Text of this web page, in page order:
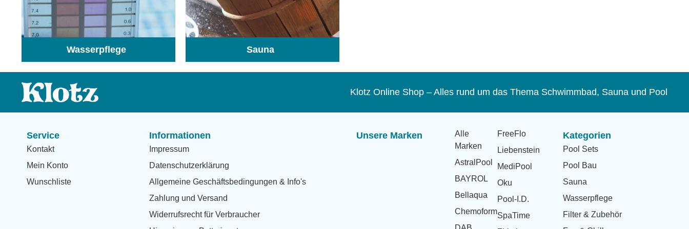
Wasserpflege Sauna
Klotz Online Shop – Alles rund um das Thema Schwimmbad, Sauna und Pool
Service
Kontakt
Mein Konto
Wunschliste
Informationen
Impressum
Datenschutzerklärung
Allgemeine Geschäftsbedingungen & Info's
Zahlung und Versand
Widerrufsrecht für Verbraucher
Unsere Marken
Alle
Marken
AstralPool
BAYROL
Bellaqua
Chemoform
FreeFlo
Liebenstein
MediPool
Oku
Pool-I.D.
SpaTime
Kategorien
Pool Sets
Pool Bau
Sauna
Wasserpflege
Filter & Zubehör